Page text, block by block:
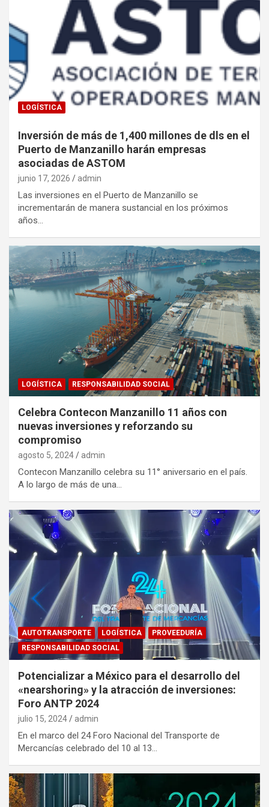
LOGÍSTICA
Inversión de más de 1,400 millones de dls en el
Puerto de Manzanillo harán empresas
asociadas de ASTOM
junio 17, 2026 admin
Las inversiones en el Puerto de Manzanillo se
incrementarán de manera sustancial en los próximos
años…
LOGÍSTICA RESPONSABILIDAD SOCIAL
Celebra Contecon Manzanillo 11 años con
nuevas inversiones y reforzando su
compromiso
agosto 5, 2024 admin
Contecon Manzanillo celebra su 11° aniversario en el país.
A lo largo de más de una…
AUTOTRANSPORTE LOGÍSTICA
PROVEEDURÍA
RESPONSABILIDAD SOCIAL
Potencializar a México para el desarrollo del
«nearshoring» y la atracción de inversiones:
Foro ANTP 2024
julio 15, 2024 admin
En el marco del 24 Foro Nacional del Transporte de
Mercancías celebrado del 10 al 13…